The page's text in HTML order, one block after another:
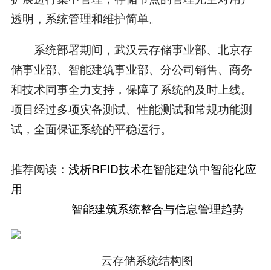
透明，系统管理和维护简单。
系统部署期间，武汉云存储事业部、北京存
储事业部、智能建筑事业部、分公司销售、商务
和技术同事全力支持，保障了系统的及时上线。
项目经过多项灾备测试、性能测试和常规功能测
试，全面保证系统的平稳运行。
推荐阅读： 浅析RFID技术在智能建筑中智能化应
用
智能建筑系统整合与信息管理趋势
云存储系统结构图